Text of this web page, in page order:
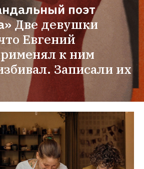
поэт
Две девушки
Евгений
к ним
Записали их